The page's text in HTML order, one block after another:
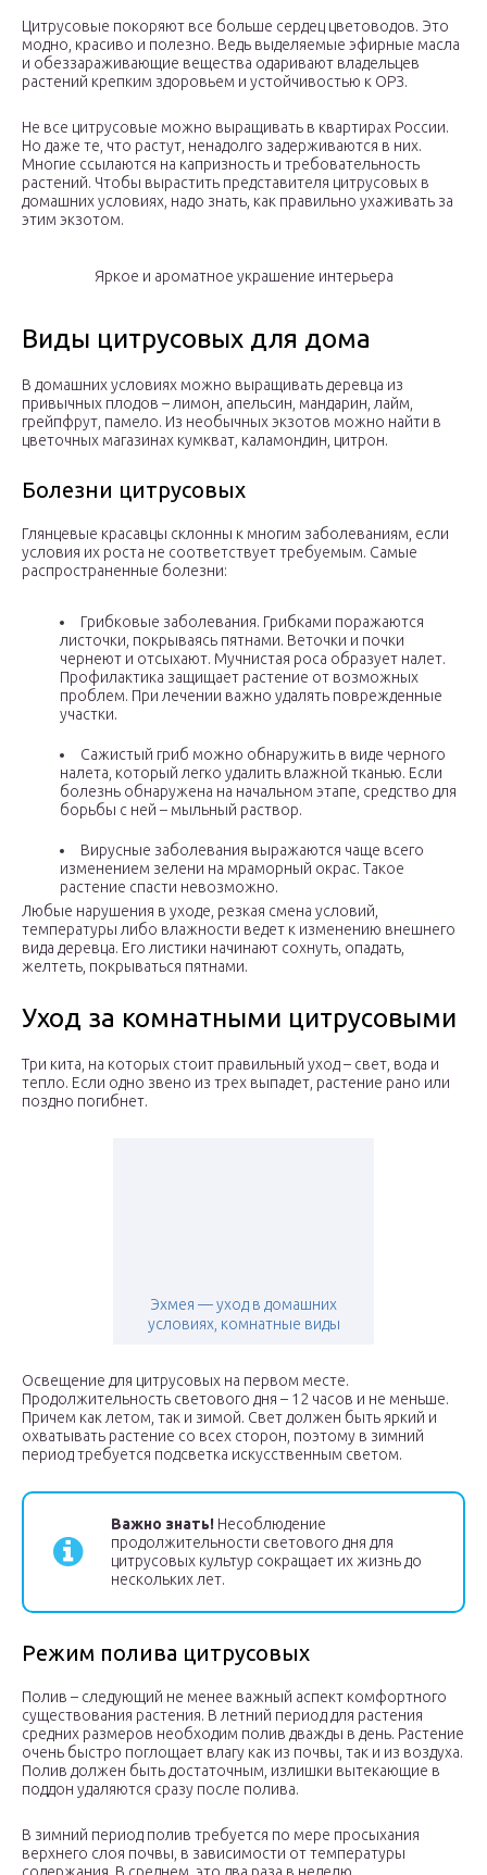
Цитрусовые покоряют все больше сердец цветоводов. Это
модно, красиво и полезно. Ведь выделяемые эфирные масла
и обеззараживающие вещества одаривают владельцев
растений крепким здоровьем и устойчивостью к ОРЗ.
Не все цитрусовые можно выращивать в квартирах России.
Но даже те, что растут, ненадолго задерживаются в них.
Многие ссылаются на капризность и требовательность
растений. Чтобы вырастить представителя цитрусовых в
домашних условиях, надо знать, как правильно ухаживать за
этим экзотом.
Яркое и ароматное украшение интерьера
Виды цитрусовых для дома
В домашних условиях можно выращивать деревца из
привычных плодов – лимон, апельсин, мандарин, лайм,
грейпфрут, памело. Из необычных экзотов можно найти в
цветочных магазинах кумкват, каламондин, цитрон.
Болезни цитрусовых
Глянцевые красавцы склонны к многим заболеваниям, если
условия их роста не соответствует требуемым. Самые
распространенные болезни:
Грибковые заболевания. Грибками поражаются
листочки, покрываясь пятнами. Веточки и почки
чернеют и отсыхают. Мучнистая роса образует налет.
Профилактика защищает растение от возможных
проблем. При лечении важно удалять поврежденные
участки.
Сажистый гриб можно обнаружить в виде черного
налета, который легко удалить влажной тканью. Если
болезнь обнаружена на начальном этапе, средство для
борьбы с ней – мыльный раствор.
Вирусные заболевания выражаются чаще всего
изменением зелени на мраморный окрас. Такое
растение спасти невозможно.
Любые нарушения в уходе, резкая смена условий,
температуры либо влажности ведет к изменению внешнего
вида деревца. Его листики начинают сохнуть, опадать,
желтеть, покрываться пятнами.
Уход за комнатными цитрусовыми
Три кита, на которых стоит правильный уход – свет, вода и
тепло. Если одно звено из трех выпадет, растение рано или
поздно погибнет.
Эхмея — уход в домашних
условиях, комнатные виды
Освещение для цитрусовых на первом месте.
Продолжительность светового дня – 12 часов и не меньше.
Причем как летом, так и зимой. Свет должен быть яркий и
охватывать растение со всех сторон, поэтому в зимний
период требуется подсветка искусственным светом.
Важно знать! Несоблюдение
продолжительности светового дня для
цитрусовых культур сокращает их жизнь до
нескольких лет.
Режим полива цитрусовых
Полив – следующий не менее важный аспект комфортного
существования растения. В летний период для растения
средних размеров необходим полив дважды в день. Растение
очень быстро поглощает влагу как из почвы, так и из воздуха.
Полив должен быть достаточным, излишки вытекающие в
поддон удаляются сразу после полива.
В зимний период полив требуется по мере просыхания
верхнего слоя почвы, в зависимости от температуры